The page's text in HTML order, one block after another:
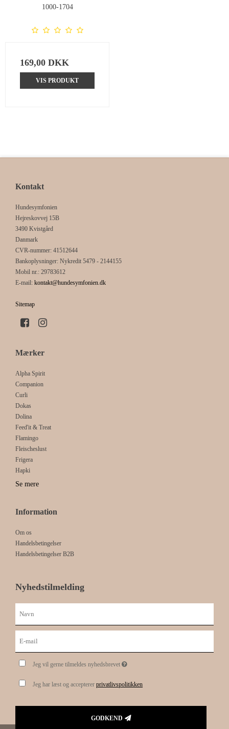
1000-1704
169,00 DKK
VIS PRODUKT
Kontakt
Hundesymfonien
Hejreskovvej 15B
3490 Kvistgård
Danmark
CVR-nummer: 41512644
Bankoplysninger: Nykredit 5479 - 2144155
Mobil nr.: 29783612
E-mail: kontakt@hundesymfonien.dk
Sitemap
Mærker
Alpha Spirit
Companion
Curli
Dokas
Dolina
Feed'it & Treat
Flamingo
Fleischeslust
Frigera
Hapki
Se mere
Information
Om os
Handelsbetingelser
Handelsbetingelser B2B
Nyhedstilmelding
Jeg vil gerne tilmeldes nyhedsbrevet
Jeg har læst og acceptererprivatlivspolitikken
GODKEND